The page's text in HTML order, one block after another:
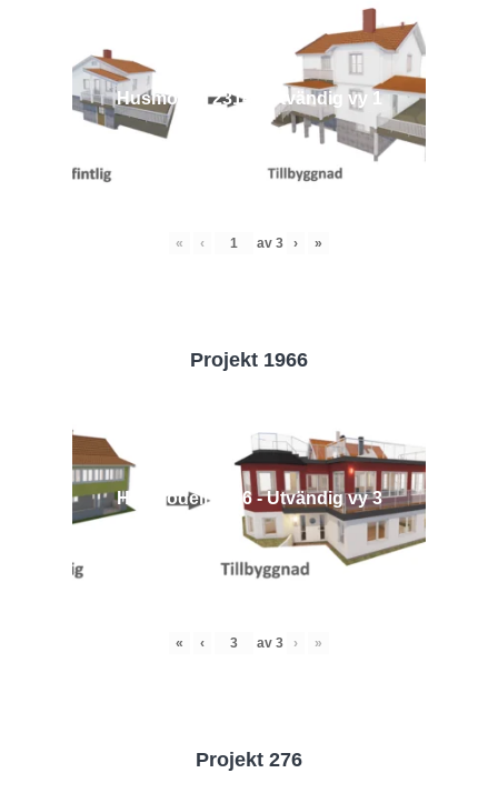
Husmodell 2314 - Utvändig vy 1
« ‹ av 3 › »
Projekt 1966
Husmodell 1966 - Utvändig vy 3
« ‹ av 3 › »
Projekt 276